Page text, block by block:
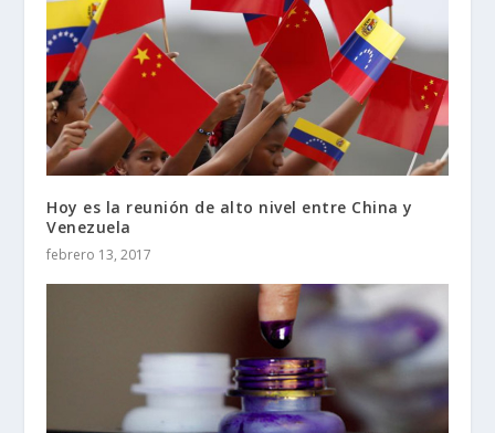
Hoy es la reunión de alto nivel entre China y
Venezuela
febrero 13, 2017